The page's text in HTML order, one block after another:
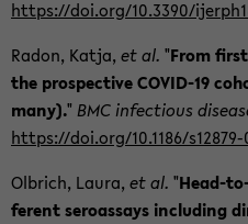
https://doi.org/10.3390/
Radon, Katja,et al. "From
the pro­spec­ti­ve COVID-​19
ma­ny)." BMC in­fec­tious
https://doi.org/10.1186/s12879-​
Ol­brich, Laura,et al. "Head-​
fe­rent se­ro­as­says in­clu­ding